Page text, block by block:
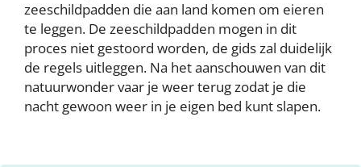
zeeschildpadden die aan land komen om eieren
te leggen. De zeeschildpadden mogen in dit
proces niet gestoord worden, de gids zal duidelijk
de regels uitleggen. Na het aanschouwen van dit
natuurwonder vaar je weer terug zodat je die
nacht gewoon weer in je eigen bed kunt slapen.